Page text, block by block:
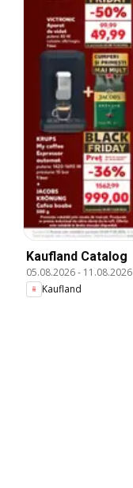
Kaufland Catalog
05.08.2026- 11.08.2026
Kaufland